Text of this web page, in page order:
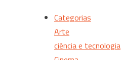
Categorias
Arte
ciência e tecnologia